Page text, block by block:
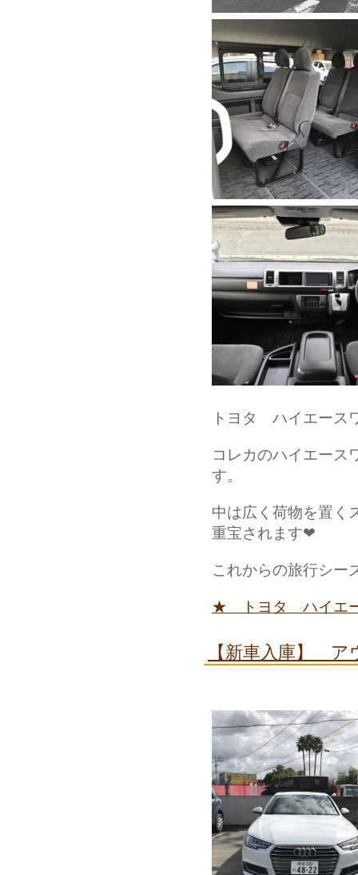
トヨタ ハイエース
コレカのハイエース
す。
中は広く荷物を置く
重宝されます❤
これからの旅行シー
★ トヨタ ハイエ
【新車入庫】